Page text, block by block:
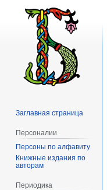
Заглавная страница
Персоналии
Персоны по алфавиту
Книжные издания по
авторам
Периодика